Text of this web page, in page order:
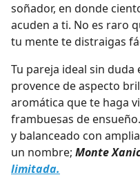
soñador, en donde
acuden a ti. No es raro
tu mente te distraigas
Tu pareja ideal sin
provence de aspecto
aromática que te haga
frambuesas de
y balanceado con
un nombre; Monte
limitada.